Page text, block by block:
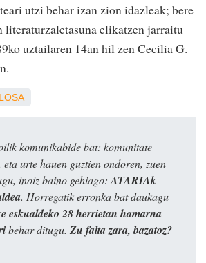
utzi behar izan zion idazleak; bere
literaturzaletasuna elikatzen jarraitu
uztailaren 14an hil zen Cecilia G.
komunikabide bat: komunitate
urte hauen guztien ondoren, zuen
inoiz baino gehiago:ATARIAk
. Horregatik erronka bat daukagu
eskualdeko 28 herrietan hamarna
behar ditugu. Zu falta zara, bazatoz?